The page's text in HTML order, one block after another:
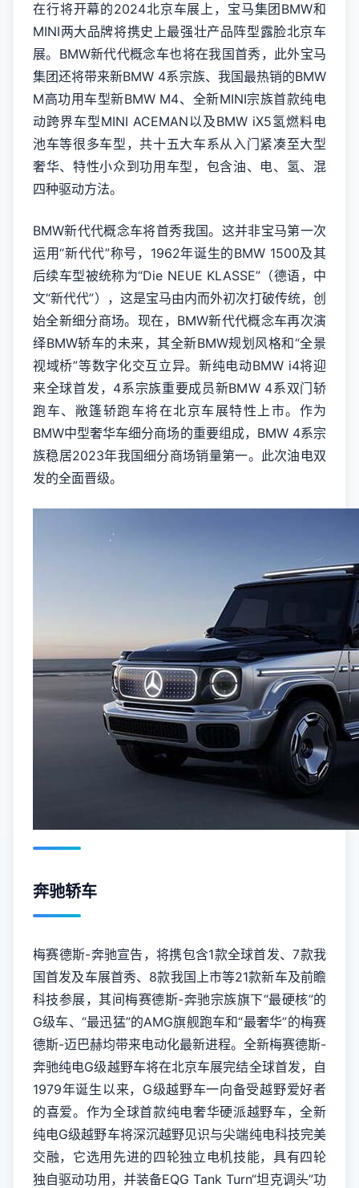
在行将开幕的2024北京车展上，宝马集团BMW和
MINI两大品牌将携史上最强壮产品阵型露脸北京车
展。BMW新代代概念车也将在我国首秀，此外宝马
集团还将带来新BMW 4系宗族、我国最热销的BMW
M高功用车型新BMW M4、全新MINI宗族首款纯电
动跨界车型MINI ACEMAN以及BMW iX5氢燃料电
池车等很多车型，共十五大车系从入门紧凑至大型
奢华、特性小众到功用车型，包含油、电、氢、混
四种驱动方法。
BMW新代代概念车将首秀我国。这并非宝马第一次
运用“新代代”称号，1962年诞生的BMW 1500及其
后续车型被统称为“Die NEUE KLASSE”（德语，中
文“新代代”），这是宝马由内而外初次打破传统，创
始全新细分商场。现在，BMW新代代概念车再次演
绎BMW轿车的未来，其全新BMW规划风格和“全景
视域桥”等数字化交互立异。新纯电动BMW i4将迎
来全球首发，4系宗族重要成员新BMW 4系双门轿
跑车、敞篷轿跑车将在北京车展特性上市。作为
BMW中型奢华车细分商场的重要组成，BMW 4系宗
族稳居2023年我国细分商场销量第一。此次油电双
发的全面晋级。
奔驰轿车
梅赛德斯-奔驰宣告，将携包含1款全球首发、7款我
国首发及车展首秀、8款我国上市等21款新车及前瞻
科技参展，其间梅赛德斯-奔驰宗族旗下“最硬核”的
G级车、“最迅猛”的AMG旗舰跑车和“最奢华”的梅赛
德斯-迈巴赫均带来电动化最新进程。全新梅赛德斯-
奔驰纯电G级越野车将在北京车展完结全球首发，自
1979年诞生以来，G级越野车一向备受越野爱好者
的喜爱。作为全球首款纯电奢华硬派越野车，全新
纯电G级越野车将深沉越野见识与尖端纯电科技完美
交融，它选用先进的四轮独立电机技能，具有四轮
独自驱动功用，并装备EQG Tank Turn“坦克调头”功